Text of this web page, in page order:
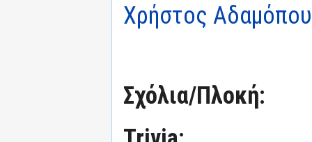
Χρήστος
Σχόλια/Πλοκή: